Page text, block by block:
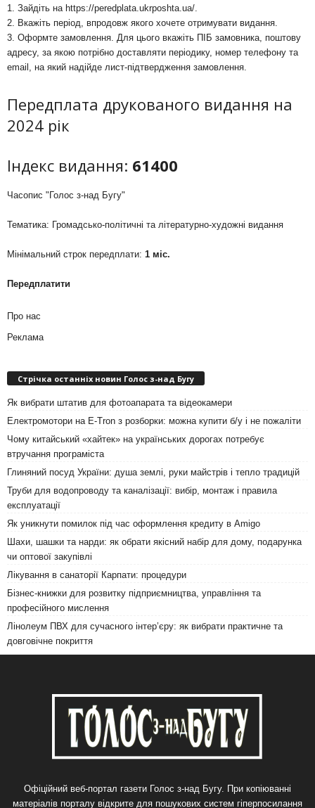
1. Зайдіть на https://peredplata.ukrposhta.ua/.
2. Вкажіть період, впродовж якого хочете отримувати видання.
3. Оформте замовлення. Для цього вкажіть ПІБ замовника, поштову
адресу, за якою потрібно доставляти періодику, номер телефону та
email, на який надійде лист-підтвердження замовлення.
Передплата друкованого видання на
2024 рік
Індекс видання: 61400
Часопис "Голос з-над Бугу"
Тематика: Громадсько-політичні та літературно-художні видання
Мінімальний строк передплати: 1 міс.
Передплатити
Про нас
Реклама
Стрічка останніх новин Голос з-над Бугу
Як вибрати штатив для фотоапарата та відеокамери
Електромотори на E-Tron з розборки: можна купити б/у і не пожаліти
Чому китайський «хайтек» на українських дорогах потребує
втручання програміста
Глиняний посуд України: душа землі, руки майстрів і тепло традицій
Труби для водопроводу та каналізації: вибір, монтаж і правила
експлуатації
Як уникнути помилок під час оформлення кредиту в Amigo
Шахи, шашки та нарди: як обрати якісний набір для дому, подарунка
чи оптової закупівлі
Лікування в санаторії Карпати: процедури
Бізнес-книжки для розвитку підприємництва, управління та
професійного мислення
Лінолеум ПВХ для сучасного інтер’єру: як вибрати практичне та
довговічне покриття
Офіційний веб-портал газети Голос з-над Бугу. При копіюванні
матеріалів порталу відкрите для пошукових систем гіперпосилання